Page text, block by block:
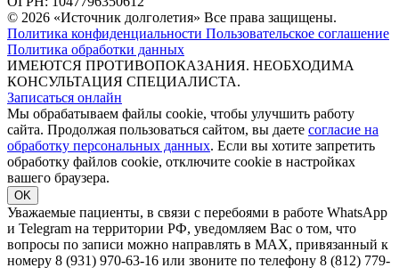
© 2026 «Источник долголетия» Все права защищены.
Политика конфиденциальности Пользовательское соглашение
Политика обработки данных
ИМЕЮТСЯ ПРОТИВОПОКАЗАНИЯ. НЕОБХОДИМА
КОНСУЛЬТАЦИЯ СПЕЦИАЛИСТА.
Записаться онлайн
Мы обрабатываем файлы cookie, чтобы улучшить работу
сайта. Продолжая пользоваться сайтом, вы даете согласие на
обработку персональных данных. Если вы хотите запретить
обработку файлов cookie, отключите cookie в настройках
вашего браузера.
OK
Уважаемые пациенты, в связи с перебоями в работе WhatsApp
и Telegram на территории РФ, уведомляем Вас о том, что
вопросы по записи можно направлять в MAX, привязанный к
номеру 8 (931) 970-63-16 или звоните по телефону 8 (812) 779-